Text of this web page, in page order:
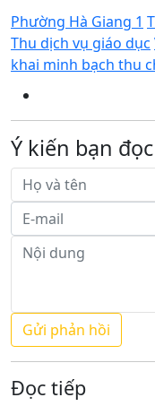
Phường Hà Giang 1
Thu dịch vụ giáo dục
khai minh bạch thu
Ý kiến bạn đọc
Đọc tiếp